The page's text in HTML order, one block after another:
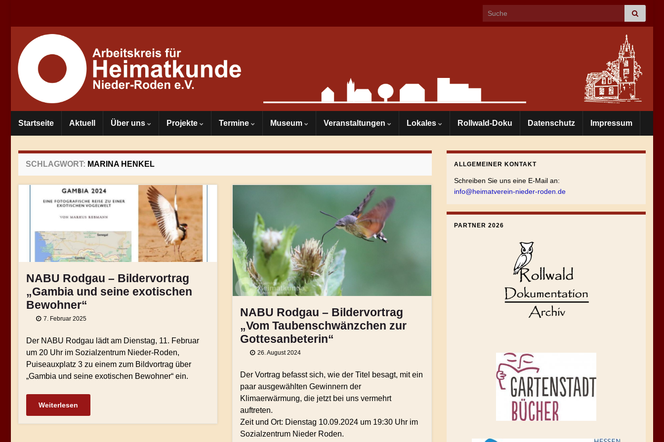
Search for:
Startseite Aktuell Über uns Projekte Termine Museum Veranstaltungen Lokales Rollwald-Doku Datenschutz Impressum
SCHLAGWORT: MARINA HENKEL
NABU Rodgau – Bildervortrag
„Gambia und seine exotischen
Bewohner“
7. Februar 2025
Der NABU Rodgau lädt am Dienstag, 11. Februar
um 20 Uhr im Sozialzentrum Nieder-Roden,
Puiseauxplatz 3 zu einem zum Bildvortrag über
„Gambia und seine exotischen Bewohner“ ein.
Weiterlesen
NABU Rodgau – Bildervortrag
„Vom Taubenschwänzchen zur
Gottesanbeterin“
26. August 2024
Der Vortrag befasst sich, wie der Titel besagt, mit ein
paar ausgewählten Gewinnern der
Klimaerwärmung, die jetzt bei uns vermehrt
auftreten.
Zeit und Ort: Dienstag 10.09.2024 um 19:30 Uhr im
Sozialzentrum Nieder Roden.
ALLGEMEINER KONTAKT
Schreiben Sie uns eine E-Mail an:
info@heimatverein-nieder-roden.de
PARTNER 2026